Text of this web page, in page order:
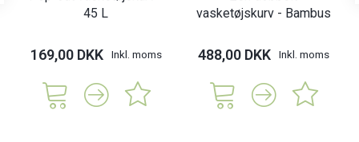
45 L
169,00 DKK Inkl. moms
vasketøjskurv - Bambus
488,00 DKK Inkl. moms